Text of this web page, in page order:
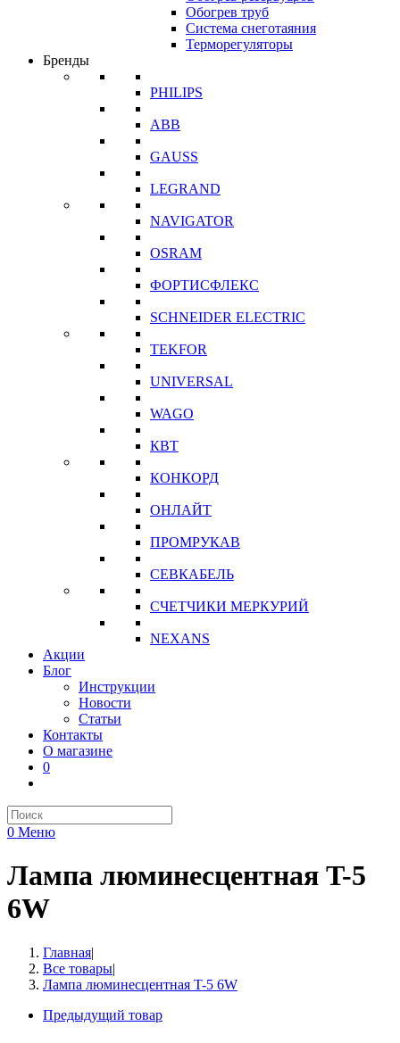
Обогрев труб
Система снеготаяния
Терморегуляторы
Бренды
PHILIPS
ABB
GAUSS
LEGRAND
NAVIGATOR
OSRAM
ФОРТИСФЛЕКС
SCHNEIDER ELECTRIC
TEKFOR
UNIVERSAL
WAGO
КВТ
КОНКОРД
ОНЛАЙТ
ПРОМРУКАВ
СЕВКАБЕЛЬ
СЧЕТЧИКИ МЕРКУРИЙ
NEXANS
Акции
Блог
Инструкции
Новости
Статьи
Контакты
О магазине
0
0 Меню
Лампа люминесцентная T-5
6W
Главная|
Все товары|
Лампа люминесцентная T-5 6W
Предыдущий товар